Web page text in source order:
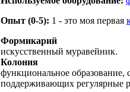
Опыт (0-5): 1 - это моя первая
Формикарий
искусственный муравейник.
Колония
функциональное образование,
поддерживающих регулярные